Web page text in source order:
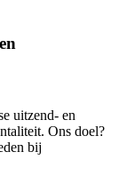
uitzend- en
Ons doel?
bij